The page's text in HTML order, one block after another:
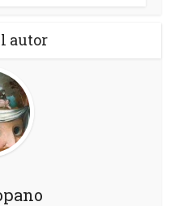
autor